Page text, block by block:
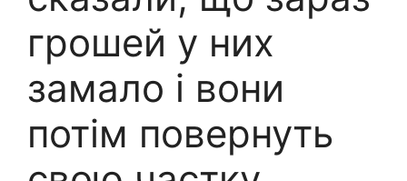
грошей у них
замало і вони
потім повернуть